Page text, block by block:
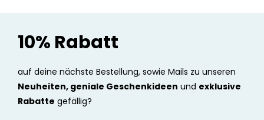
10% Rabatt
auf deine nächste Bestellung, sowie Mails zu unseren
Neuheiten, geniale Geschenkideen und exklusive
Rabatte gefällig?